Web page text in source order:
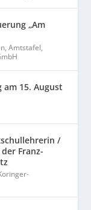
„Am
,Amtstafel,
15. August
/
Franz-